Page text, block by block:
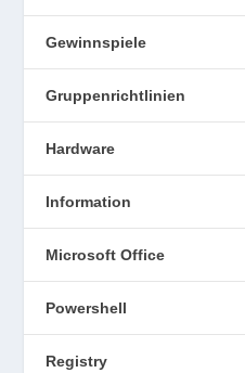
Gewinnspiele
Gruppenrichtlinien
Hardware
Information
Microsoft Office
Powershell
Registry